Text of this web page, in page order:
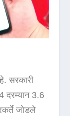
सरकारी
दरम्यान 3.6
जोडले